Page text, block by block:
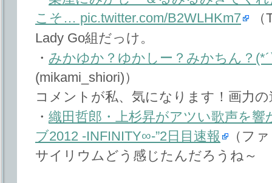
こそ… pic.twitter.com/B2WLHKm7
Lady Go組だっけ。
・ みかゆか？ゆかしー？みかちん？
(mikami_shiori)）
コメントが私、気になります！画力
・ 織田哲郎・上杉昇がアツい歌声を
ブ2012 -INFINITY∞-”2日目速報
（フ
サイリウムどう感じたんだろうね～